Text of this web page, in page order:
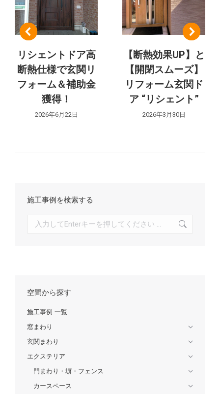
ゲ
ー
シ
ョ
リシェントドア高
断熱仕様で玄関リ
フォーム＆補助金
獲得！
2026年6月22日
【断熱効果UP】と
【開閉スムーズ】
リフォーム玄関ド
ア “リシェント”
2026年3月30日
施工事例を検索する
空間から探す
施工事例 一覧
窓まわり
玄関まわり
エクステリア
門まわり・塀・フェンス
カースペース